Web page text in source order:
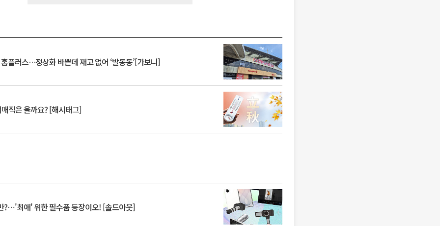
플러스…정상화 바쁜데 재고 없어 ‘발동동’[가보니]
직은 올까요? [해시태그]
?⋯'최애' 위한 필수품 등장이오! [솔드아웃]